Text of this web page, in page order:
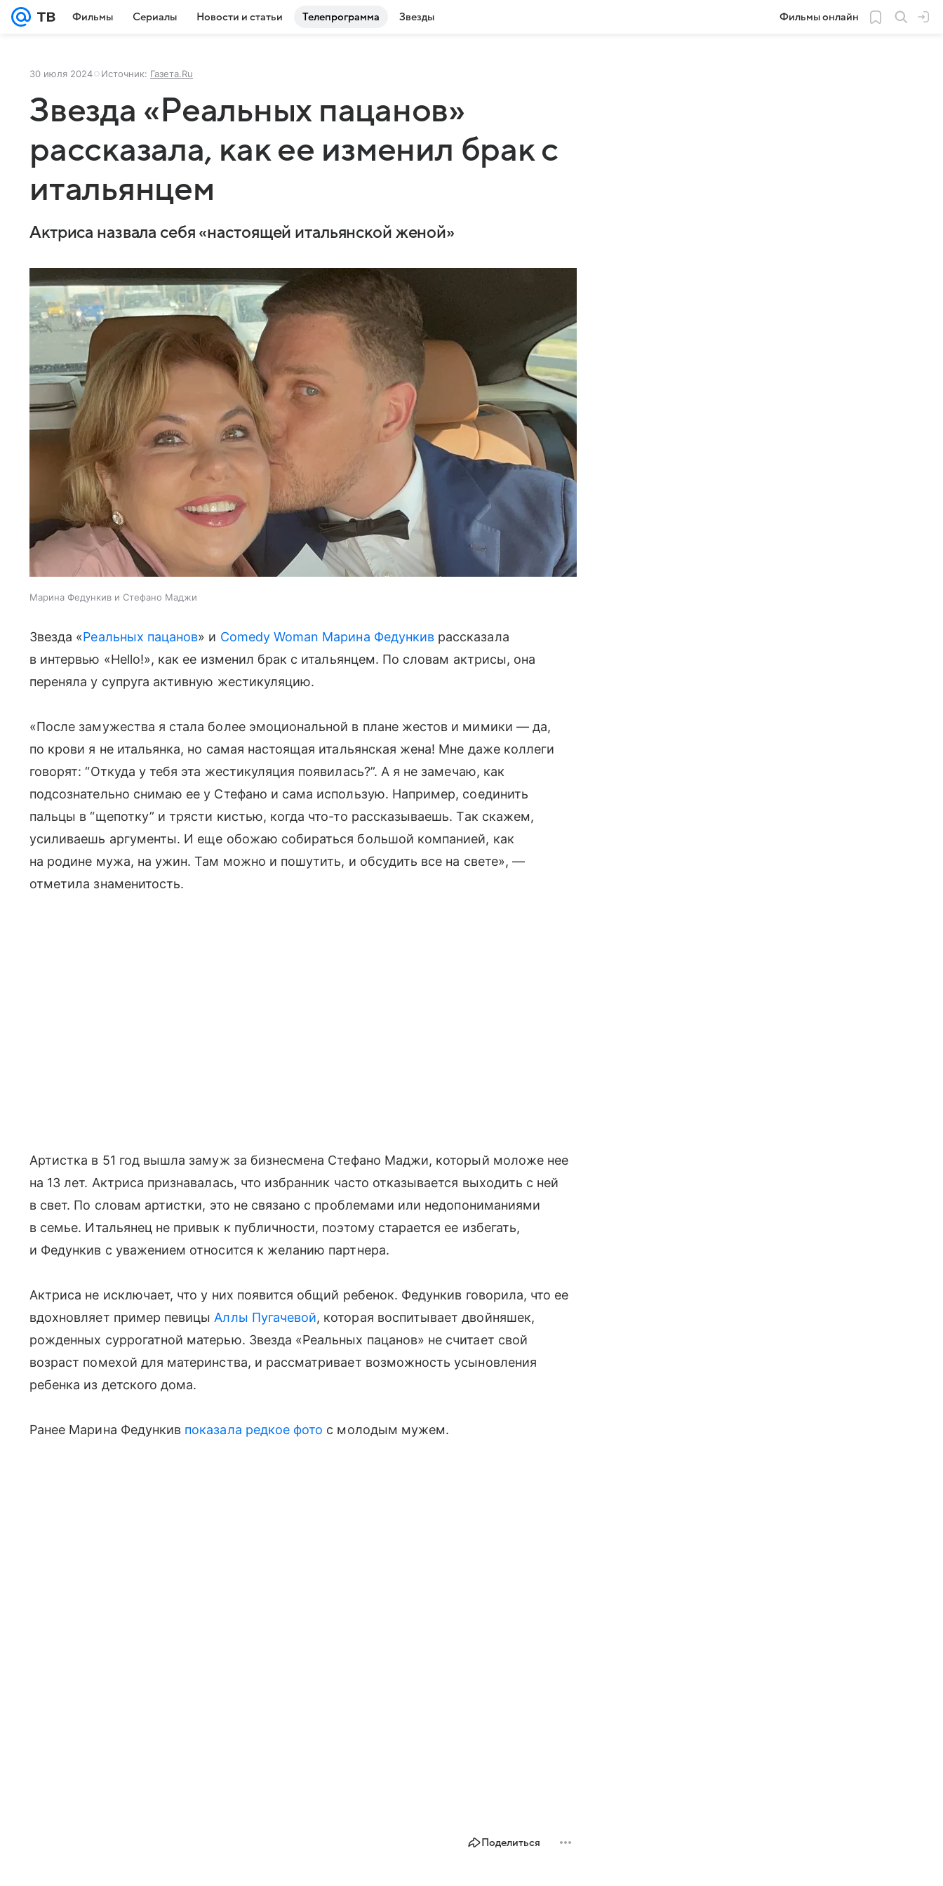
Фильмы Сериалы Новости и статьи Телепрограмма Звезды Фильмы онлайн
30 июля 2024 Источник: Газета.Ru
Звезда «Реальных пацанов»
рассказала, как ее изменил брак с
итальянцем
Актриса назвала себя «настоящей итальянской женой»
Марина Федункив и Стефано Маджи
Звезда «Реальных пацанов» и Comedy Woman Марина Федункив рассказала
в интервью «Hello!», как ее изменил брак с итальянцем. По словам актрисы, она
переняла у супруга активную жестикуляцию.
«После замужества я стала более эмоциональной в плане жестов и мимики — да,
по крови я не итальянка, но самая настоящая итальянская жена! Мне даже коллеги
говорят: “Откуда у тебя эта жестикуляция появилась?”. А я не замечаю, как
подсознательно снимаю ее у Стефано и сама использую. Например, соединить
пальцы в “щепотку” и трясти кистью, когда что-то рассказываешь. Так скажем,
усиливаешь аргументы. И еще обожаю собираться большой компанией, как
на родине мужа, на ужин. Там можно и пошутить, и обсудить все на свете», —
отметила знаменитость.
Артистка в 51 год вышла замуж за бизнесмена Стефано Маджи, который моложе нее
на 13 лет. Актриса признавалась, что избранник часто отказывается выходить с ней
в свет. По словам артистки, это не связано с проблемами или недопониманиями
в семье. Итальянец не привык к публичности, поэтому старается ее избегать,
и Федункив с уважением относится к желанию партнера.
Актриса не исключает, что у них появится общий ребенок. Федункив говорила, что ее
вдохновляет пример певицы Аллы Пугачевой, которая воспитывает двойняшек,
рожденных суррогатной матерью. Звезда «Реальных пацанов» не считает свой
возраст помехой для материнства, и рассматривает возможность усыновления
ребенка из детского дома.
Ранее Марина Федункив показала редкое фото с молодым мужем.
Поделиться